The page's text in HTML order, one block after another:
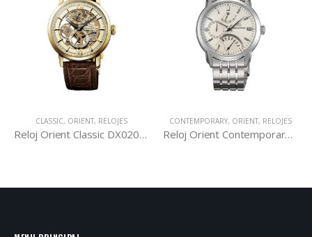
CLASSIC, ORIENT, RELOJES
Reloj Orient Classic DX02001C
CONTEMPORARY, ORIENT, RELOJES
Reloj Orient Contemporary DE00002W